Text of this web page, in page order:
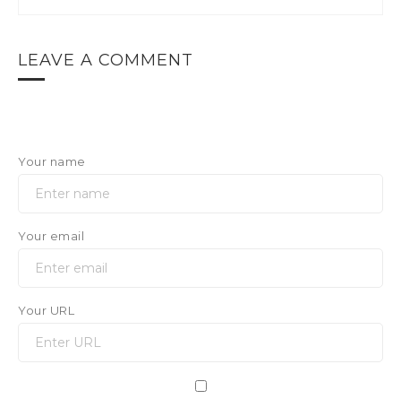
LEAVE A COMMENT
Your name
Your email
Your URL